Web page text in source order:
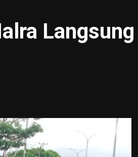
Langsung